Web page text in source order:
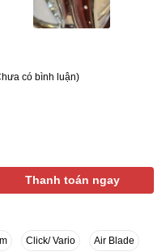
có bình luận)
Thanh toán ngay
Click/ Vario Air Blade